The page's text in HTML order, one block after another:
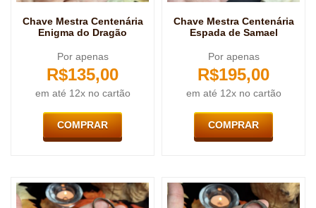
Chave Mestra Centenária
Enigma do Dragão
Por apenas
R$135,00
em até 12x no cartão
COMPRAR
Chave Mestra Centenária
Espada de Samael
Por apenas
R$195,00
em até 12x no cartão
COMPRAR